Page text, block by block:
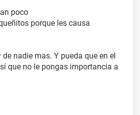
poco
porque les causa
nadie mas. Y pueda que en el
que no le pongas importancia a